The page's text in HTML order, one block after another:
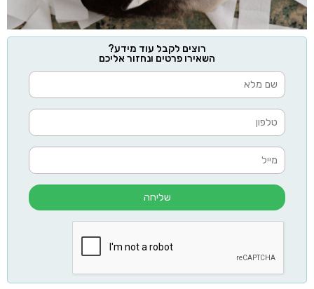
רוצים לקבל עוד מידע?
השאירו פרטים ונחזור אליכם
שליחה